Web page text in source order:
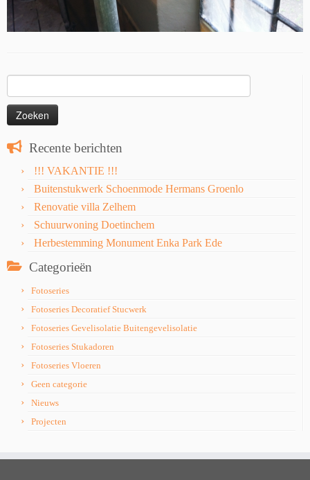
naar:
Recente berichten
!!! VAKANTIE !!!
Buitenstukwerk Schoenmode Hermans Groenlo
Renovatie villa Zelhem
Schuurwoning Doetinchem
Herbestemming Monument Enka Park Ede
Categorieën
Fotoseries
Fotoseries Decoratief Stucwerk
Fotoseries Gevelisolatie Buitengevelisolatie
Fotoseries Stukadoren
Fotoseries Vloeren
Geen categorie
Nieuws
Projecten